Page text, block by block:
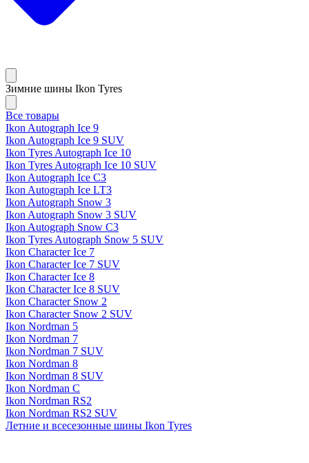
Зимние шины Ikon Tyres
Все товары
Ikon Autograph Ice 9
Ikon Autograph Ice 9 SUV
Ikon Tyres Autograph Ice 10
Ikon Tyres Autograph Ice 10 SUV
Ikon Autograph Ice C3
Ikon Autograph Ice LT3
Ikon Autograph Snow 3
Ikon Autograph Snow 3 SUV
Ikon Autograph Snow C3
Ikon Tyres Autograph Snow 5 SUV
Ikon Character Ice 7
Ikon Character Ice 7 SUV
Ikon Character Ice 8
Ikon Character Ice 8 SUV
Ikon Character Snow 2
Ikon Character Snow 2 SUV
Ikon Nordman 5
Ikon Nordman 7
Ikon Nordman 7 SUV
Ikon Nordman 8
Ikon Nordman 8 SUV
Ikon Nordman C
Ikon Nordman RS2
Ikon Nordman RS2 SUV
Летние и всесезонные шины Ikon Tyres